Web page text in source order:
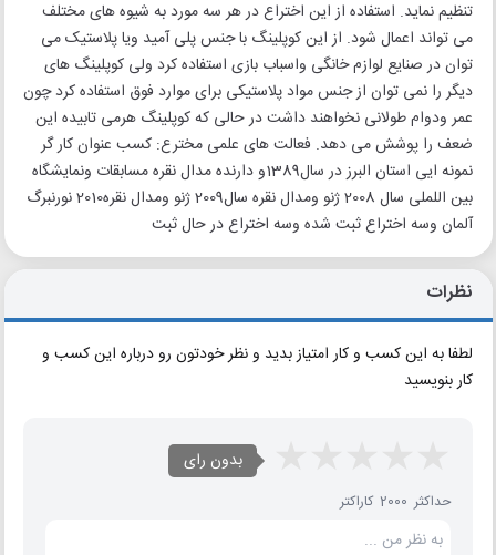
تنظیم نماید. استفاده از این اختراع در هر سه مورد به شیوه های مختلف
می تواند اعمال شود. از این کوپلینگ با جنس پلی آمید ویا پلاستیک می
توان در صنایع لوازم خانگی واسباب بازی استفاده کرد ولی کوپلینگ های
دیگر را نمی توان از جنس مواد پلاستیکی برای موارد فوق استفاده کرد چون
عمر ودوام طولانی نخواهند داشت در حالی که کوپلینگ هرمی تابیده این
ضعف را پوشش می دهد. فعالت های علمی مخترع: کسب عنوان کار گر
نمونه ایی استان البرز در سال1389و دارنده مدال نقره مسابقات ونمایشگاه
بین اللملی سال 2008 ژنو ومدال نقره سال2009 ژنو ومدال نقره2010 نورنبرگ
آلمان وسه اختراع ثبت شده وسه اختراع در حال ثبت
نظرات
لطفا به این کسب و کار امتیاز بدید و نظر خودتون رو درباره این کسب و
کار بنویسید
بدون رای
حداکثر 2000 کاراکتر